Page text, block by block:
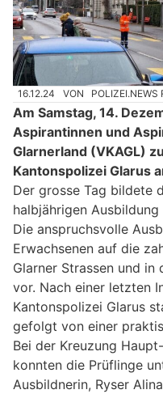
16.12.24 VON POLIZEI.NEWS
Am Samstag, 14.
Aspirantinnen und
Glarnerland (VKAGL)
Kantonspolizei Glarus
Der grosse Tag bildete
halbjährigen Ausbildung
Die anspruchsvolle
Erwachsenen auf die
Glarner Strassen und in
vor. Nach einer letzten
Kantonspolizei Glarus
gefolgt von einer
Bei der Kreuzung
konnten die Prüflinge
Ausbildnerin, Ryser